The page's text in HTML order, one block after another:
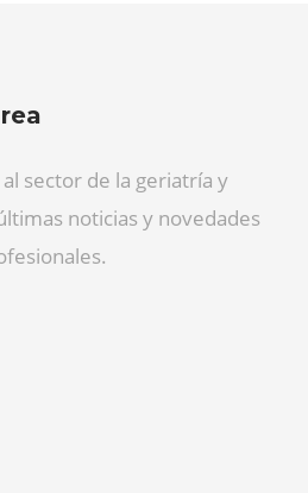
sector de la geriatría y
noticias y novedades